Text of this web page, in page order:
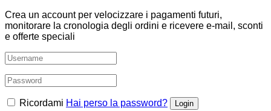
Crea un account per velocizzare i pagamenti futuri,
monitorare la cronologia degli ordini e ricevere e-mail, sconti
e offerte speciali
Ricordami Hai perso la password?